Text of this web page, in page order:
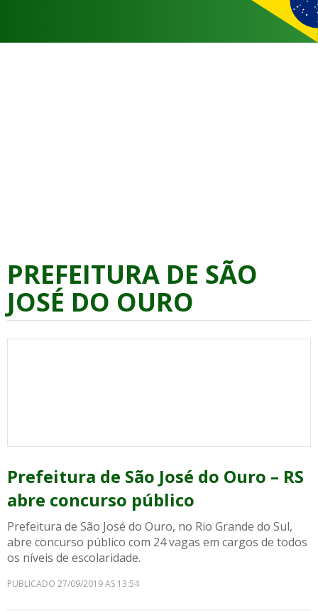
PREFEITURA DE SÃO
JOSÉ DO OURO
Prefeitura de São José do Ouro – RS
abre concurso público
Prefeitura de São José do Ouro, no Rio Grande do Sul,
abre concurso público com 24 vagas em cargos de todos
os níveis de escolaridade.
PUBLICADO 27/09/2019 AS 13:54